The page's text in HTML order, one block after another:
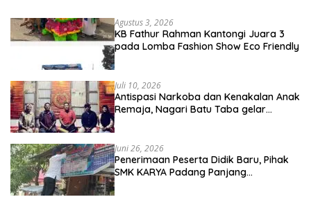
Agustus 3, 2026
KB Fathur Rahman Kantongi Juara 3
pada Lomba Fashion Show Eco Friendly
Juli 10, 2026
Antispasi Narkoba dan Kenakalan Anak
Remaja, Nagari Batu Taba gelar
Juni 26, 2026
Penerimaan Peserta Didik Baru, Pihak
SMK KARYA Padang Panjang